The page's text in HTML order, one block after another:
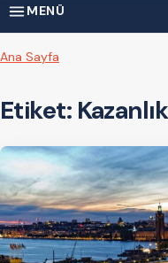
MENÜ
Ana Sayfa
Etiket: Kazanlık